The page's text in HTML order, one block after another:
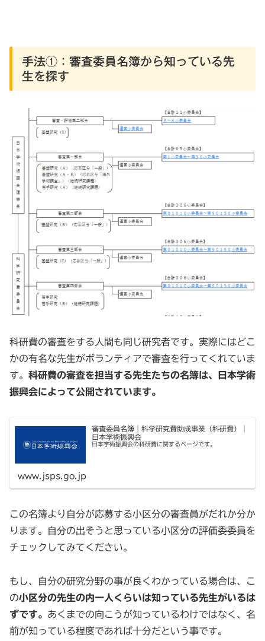
手法①：審査委員名簿から知っている先
生を探す
科研費の審査をする人間も同じ研究者です。実際にはどこ
かの有名な先生がボランティアで審査を行ってくれていま
す。 科研費の審査を担当する先生たちの名簿は、日本学術
振興会によって公開されています。
審査委員名簿｜科学研究費助成事業（科研費）｜
日本学術振興会
日本学術振興会の科研費に関するページです。
www.jsps.go.jp
この名簿より自分が応募する小区分の審査員がだれか分か
ります。自分の出そうと思っている小区分の評価委委員を
チェックしてみてください。
もし、自分の研究分野の事が良くわかっている場合は、こ
の小区分の先生の内一人くらいは知っている先生がいるは
ずです。 あくまでの向こうが知っているわけではなく、名
前が知っている程度であれば十分だという事です。